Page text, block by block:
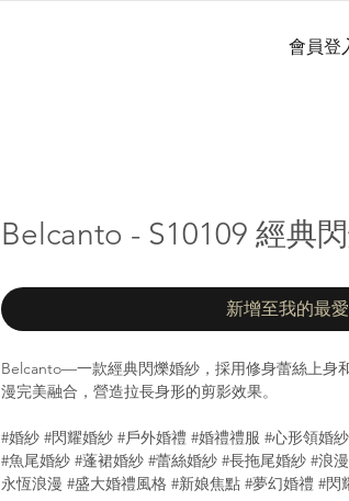
會員登
Belcanto - S10109 經典
新增至我的最愛
Belcanto—一款經典閃爍婚紗，採用修身蕾絲上身
漫完美融合，營造拉長身形的剪影效果。
#婚紗 #閃耀婚紗 #戶外婚禮 #婚禮禮服 #心形領婚
#魚尾婚紗 #蓬裙婚紗 #蕾絲婚紗 #長拖尾婚紗 #浪
永恆浪漫 #盛大婚禮風格 #新娘焦點 #夢幻婚禮 #閃